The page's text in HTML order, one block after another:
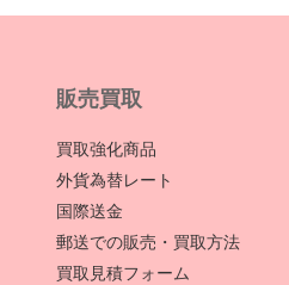
販売買取
買取強化商品
外貨為替レート
国際送金
郵送での販売・買取方法
買取見積フォーム